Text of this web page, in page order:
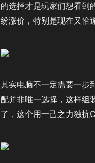
的选择才是玩家们想看到
纷涨价，特别是现在又恰
其实电脑不一定需要一步
配并非唯一选择，这样组
了，这个用一己之力独抗